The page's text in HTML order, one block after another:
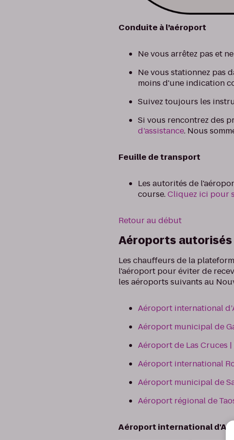
Conduite à l’aéroport
Ne vous arrêtez pas et
Ne vous stationnez pas
moins d'une indication
Suivez toujours les
Si vous rencontrez des
d’assistance. Nous
Feuille de transport
Les autorités de
course.Cliquez ici pour
Retour au début
Aéroports autorisés
Les chauffeurs de la
l'aéroport pour éviter de
les aéroports suivants au
Aéroport international
Aéroport municipal de
Aéroport de Las Cruces |
Aéroport international
Aéroport municipal de
Aéroport régional de
Aéroport international